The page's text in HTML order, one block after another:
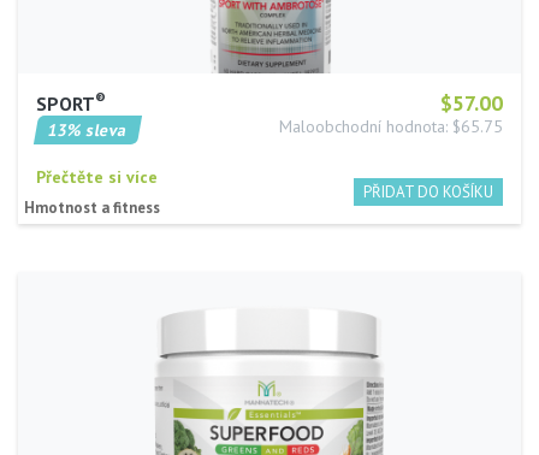
$57.00
SPORT®
Maloobchodní hodnota: $65.75
13% sleva
Přečtěte si více
Hmotnost a fitness